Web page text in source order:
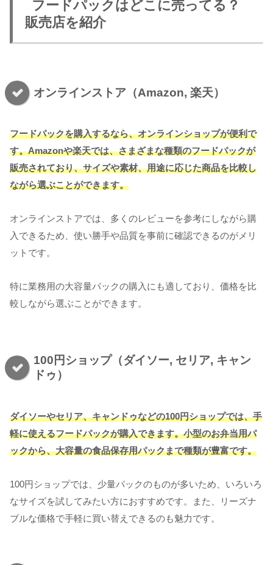
フードパックはどこに売ってる？
販売店を紹介
オンラインストア（Amazon, 楽天）
フードパックを購入するなら、オンラインショップが便利で
す。Amazonや楽天では、さまざまな種類のフードパックが
販売されており、サイズや素材、用途に応じた商品を比較し
ながら選ぶことができます。
オンラインストアでは、多くのレビューを参考にしながら購
入できるため、使い勝手や品質を事前に確認できるのがメリ
ットです。
特に業務用の大容量パックの購入にも適しており、価格を比
較しながら選ぶことができます。
100円ショップ（ダイソー, セリア, キャン
ドゥ）
ダイソーやセリア、キャンドゥなどの100円ショップでは、手
軽に使えるフードパックが購入できます。小型のお弁当用パ
ックから、大容量の食品保存用パックまで種類が豊富です。
100円ショップでは、少量パックのものが多いため、いろいろ
なサイズを試してみたい方におすすめです。また、リーズナ
ブルな価格で手軽に買い替えできるのも魅力です。